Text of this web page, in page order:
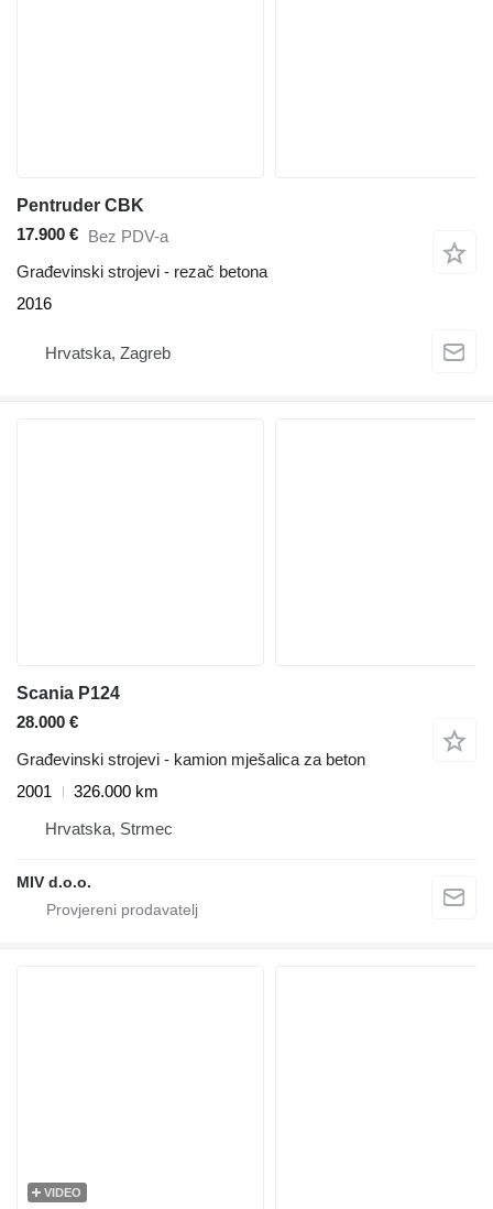
Pentruder CBK
17.900 € Bez PDV-a
Građevinski strojevi - rezač betona
2016
Hrvatska, Zagreb
Scania P124
28.000 €
Građevinski strojevi - kamion mješalica za beton
2001
326.000 km
Hrvatska, Strmec
MIV d.o.o.
VIDEO